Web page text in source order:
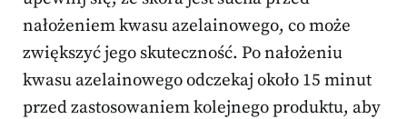
nałożeniem kwasu azelainowego, co może
zwiększyć jego skuteczność. Po nałożeniu
kwasu azelainowego odczekaj około 15 minut
przed zastosowaniem kolejnego produktu, aby